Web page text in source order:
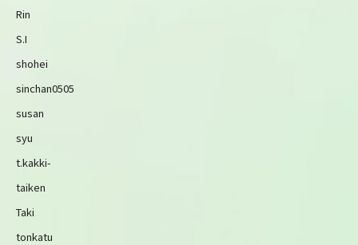
Rin
S.I
shohei
sinchan0505
susan
syu
t.kakki-
taiken
Taki
tonkatu